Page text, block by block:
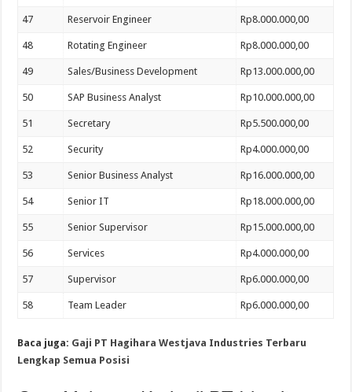
47 Reservoir Engineer Rp8.000.000,00
48 Rotating Engineer Rp8.000.000,00
49 Sales/Business Development Rp13.000.000,00
50 SAP Business Analyst Rp10.000.000,00
51 Secretary Rp5.500.000,00
52 Security Rp4.000.000,00
53 Senior Business Analyst Rp16.000.000,00
54 Senior IT Rp18.000.000,00
55 Senior Supervisor Rp15.000.000,00
56 Services Rp4.000.000,00
57 Supervisor Rp6.000.000,00
58 Team Leader Rp6.000.000,00
Baca juga: Gaji PT Hagihara Westjava Industries Terbaru
Lengkap Semua Posisi